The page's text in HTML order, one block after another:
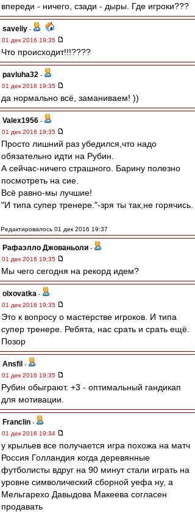
впереди - ничего, сзади - дыры. Где игроки???
saveliy -
01 дек 2016 19:35
Что происходит!!!????
pavluha32 -
01 дек 2016 19:35
да нормально всё, заманиваем! ))
Valex1956 -
01 дек 2016 19:35
Просто лишний раз убедился,что надо
обязательно идти на Рубин.
А сейчас-ничего страшного. Барину полезно
посмотреть на сие.
Всё равно-мы лучшие!
"И типа супер тренере."-зря ты так,не горячись.
Редактировалось 01 дек 2016 19:37
Рафаэлло Джованьоли -
01 дек 2016 19:35
Мы чего сегодня на рекорд идем?
olxovatka -
01 дек 2016 19:35
Это к вопросу о мастерстве игроков. И типа
супер тренере. Ребята, нас срать и срать ещё.
Позор
Ansfil -
01 дек 2016 19:35
Рубин обыграют. +3 - оптимальный гандикап
для мотивации.
Franclin -
01 дек 2016 19:34
у крыльев все получается игра похожа на матч
Россия Голландия когда деревянные
футболисты вдруг на 90 минут стали играть на
уровне символический сборной уефа ну, а
Мельгарехо Давыдова Макеева согласен
продавать